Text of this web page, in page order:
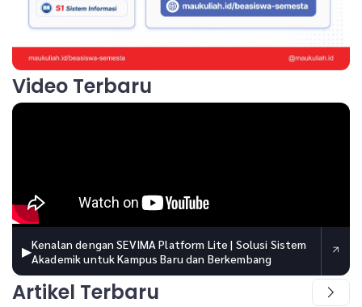
Video Terbaru
▶Kenalan dengan SEVIMA Platform Lite | Solusi Sistem
Akademik untuk Kampus Baru dan Berkembang
Artikel Terbaru